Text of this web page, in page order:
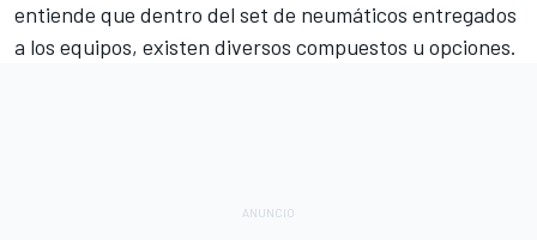
entiende que dentro del set de neumáticos entregados
a los equipos, existen diversos compuestos u opciones.